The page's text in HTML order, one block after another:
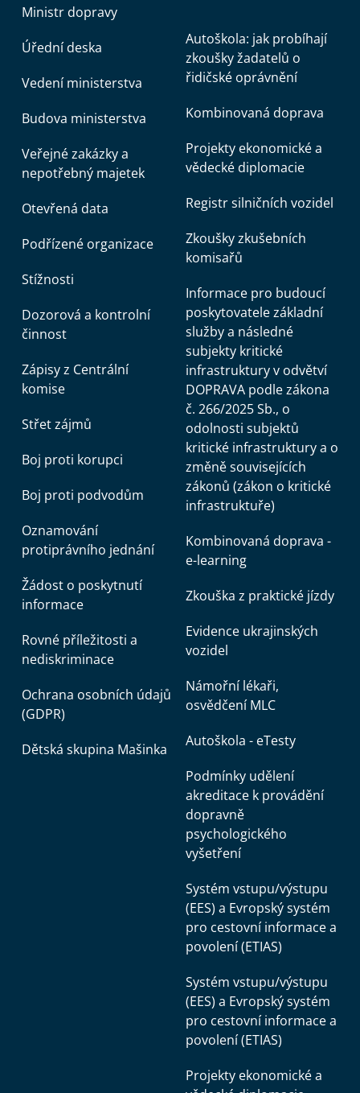
Ministr dopravy
Úřední deska
Vedení ministerstva
Budova ministerstva
Veřejné zakázky a
nepotřebný majetek
Otevřená data
Podřízené organizace
Stížnosti
Dozorová a kontrolní
činnost
Zápisy z Centrální
komise
Střet zájmů
Boj proti korupci
Boj proti podvodům
Oznamování
protiprávního jednání
Žádost o poskytnutí
informace
Rovné příležitosti a
nediskriminace
Ochrana osobních údajů
(GDPR)
Dětská skupina Mašinka
Autoškola: jak probíhají
zkoušky žadatelů o
řidičské oprávnění
Kombinovaná doprava
Projekty ekonomické a
vědecké diplomacie
Registr silničních vozidel
Zkoušky zkušebních
komisařů
Informace pro budoucí
poskytovatele základní
služby a následné
subjekty kritické
infrastruktury v odvětví
DOPRAVA podle zákona
č. 266/2025 Sb., o
odolnosti subjektů
kritické infrastruktury a o
změně souvisejících
zákonů (zákon o kritické
infrastruktuře)
Kombinovaná doprava -
e-learning
Zkouška z praktické jízdy
Evidence ukrajinských
vozidel
Námořní lékaři,
osvědčení MLC
Autoškola - eTesty
Podmínky udělení
akreditace k provádění
dopravně
psychologického
vyšetření
Systém vstupu/výstupu
(EES) a Evropský systém
pro cestovní informace a
povolení (ETIAS)
Systém vstupu/výstupu
(EES) a Evropský systém
pro cestovní informace a
povolení (ETIAS)
Projekty ekonomické a